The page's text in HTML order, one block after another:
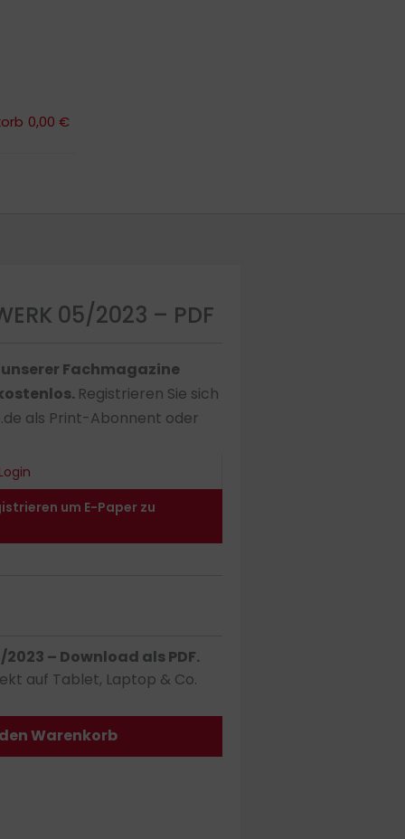
0,00 €
0,00 €
05/2023 – PDF
Fachmagazine
Registrieren Sie sich
als Print-Abonnent oder
Login
um E-Paper zu
2023 – Download als PDF.
auf Tablet, Laptop & Co.
Warenkorb